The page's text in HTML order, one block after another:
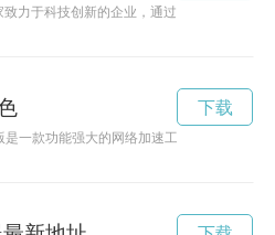
致力于科技创新的企业，通过不断探索和实
是一款功能强大的网络加速工具，能够帮助
下载